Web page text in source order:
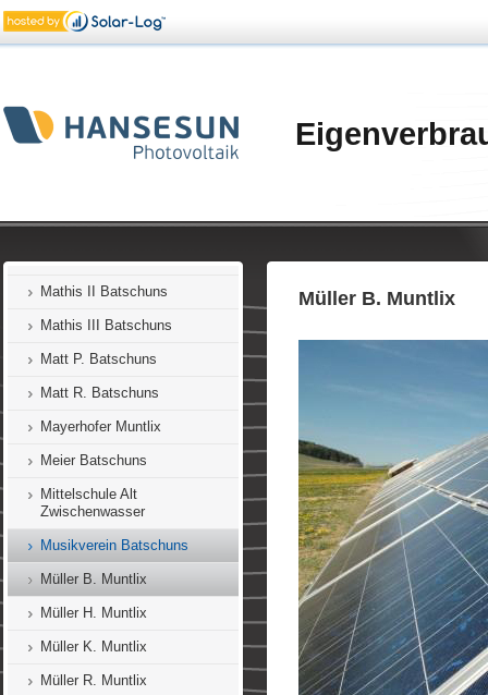
Korbel Batschuns
Linseder Batschuns
Marte-Lins Batschuns
Mathis I Batschuns
Mathis II Batschuns
Mathis III Batschuns
Matt P. Batschuns
Matt R. Batschuns
Mayerhofer Muntlix
Meier Batschuns
Mittelschule Alt
Zwischenwasser
Musikverein Batschuns
Müller B. Muntlix
Müller H. Muntlix
Müller K. Muntlix
Müller R. Muntlix
Müller B. Muntlix